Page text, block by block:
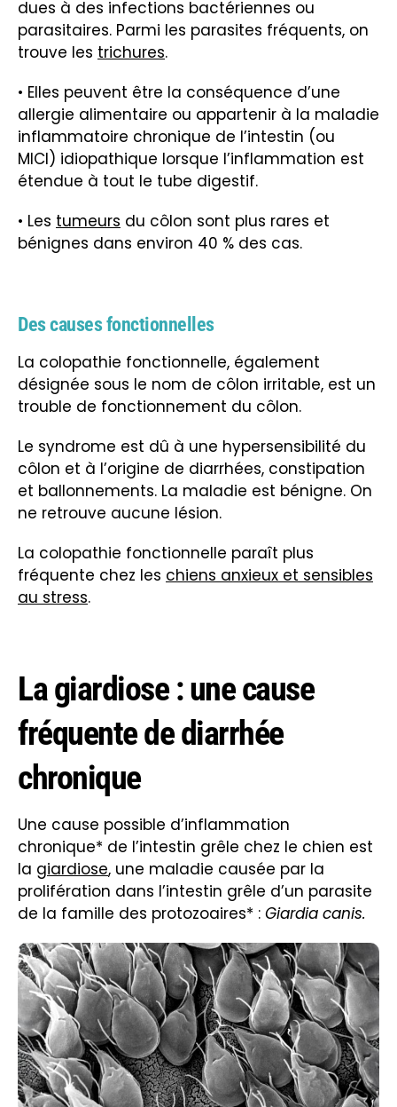
dues à des infections bactériennes ou
parasitaires. Parmi les parasites fréquents, on
trouve les trichures.
• Elles peuvent être la conséquence d’une
allergie alimentaire ou appartenir à la maladie
inflammatoire chronique de l’intestin (ou
MICI) idiopathique lorsque l’inflammation est
étendue à tout le tube digestif.
• Les tumeurs du côlon sont plus rares et
bénignes dans environ 40 % des cas.
Des causes fonctionnelles
La colopathie fonctionnelle, également
désignée sous le nom de côlon irritable, est un
trouble de fonctionnement du côlon.
Le syndrome est dû à une hypersensibilité du
côlon et à l’origine de diarrhées, constipation
et ballonnements. La maladie est bénigne. On
ne retrouve aucune lésion.
La colopathie fonctionnelle paraît plus
fréquente chez les chiens anxieux et sensibles
au stress.
La giardiose : une cause
fréquente de diarrhée
chronique
Une cause possible d’inflammation
chronique* de l’intestin grêle chez le chien est
la giardiose, une maladie causée par la
prolifération dans l’intestin grêle d’un parasite
de la famille des protozoaires* : Giardia canis.